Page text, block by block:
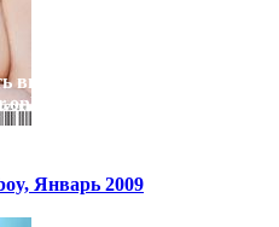
видео на
Январь 2009